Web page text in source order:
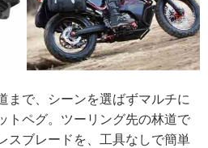
まで、シーンを選ばずマルチに
トペグ。ツーリング先の林道で
スブレードを、工具なしで簡単